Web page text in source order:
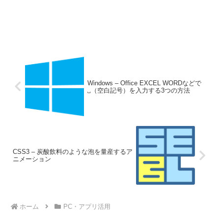
Windows – Office EXCEL WORDなどで
␣（空白記号）を入力する3つの方法
CSS3 – 炭酸飲料のような泡を量産するア
ニメーション
ホーム PC・アプリ活用